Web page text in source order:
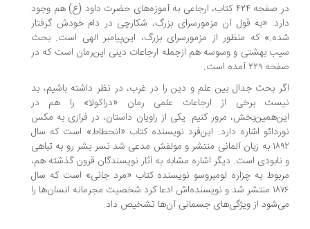
در صفحه ۴۲۴ کتاب، ارجاعی به آموزه‌های حضرت داود (ع) هم وجود
«به قول آن مزمورسرای بزرگ، شکارچی در دام خودش گرفتار
که منظور از مزمورسرای بزرگ، این‌پیامبر الهی است. بحث
بهشتی و وسوسه هم ازجمله ارجاعات دینی این‌رمان است که در
بحث جدال بین علم و دین را در غرب، در نظر داشته باشیم، بد
برخی از ارجاعات علمی رمان «دراکولا» را هم در
مرور کنیم. یکی از راویان داستان، در فرازی به مکس
اشاره دارد. این‌فرد نویسنده کتاب «انحطاط» است که سال
۱۸۹۲ به زبان آلمانی منتشر و مولفش مدعی شد نسر بشر رو به تباهی
است. دیگر اشاره مشابه به آثار نویسندگان قرون گذشته هم،
به چزاره لومبروسو نویسنده کتاب «مرد جانی» است که سال
۱۸۷۶ منتشر شد و نویسنده‌اش ادعا کرد شخصیت مجرمانه انسان‌ها را
از ویژگی‌های جسمانی آن‌ها تشخیص داد.